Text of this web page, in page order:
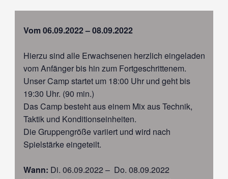
Vom 06.09.2022 – 08.09.2022
Hierzu sind alle Erwachsenen herzlich eingeladen
vom Anfänger bis hin zum Fortgeschrittenem.
Unser Camp startet um 18:00 Uhr und geht bis
19:30 Uhr. (90 min.)
Das Camp besteht aus einem Mix aus Technik,
Taktik und Konditionseinheiten.
Die Gruppengröße variiert und wird nach
Spielstärke eingeteilt.
Wann: Di. 06.09.2022 – Do. 08.09.2022